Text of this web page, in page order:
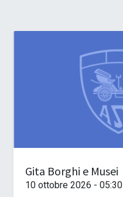
Gita Borghi e Musei
10 ottobre 2026 - 05:30